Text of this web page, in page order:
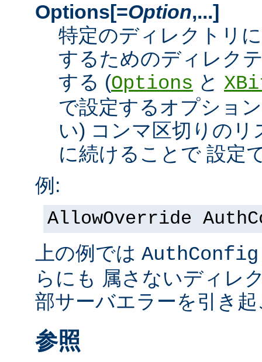
Options[=Option,...]
特定のディレクトリ
するためのディレク
する (Options と
で設定するオプショ
い) コンマ区切りの
に続けることで 設定
例:
AllowOverride
上の例では AuthConfig
らにも 属さないディレ
部サーバエラーを引き
参照